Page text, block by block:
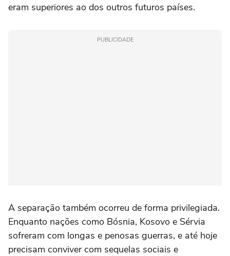
eram superiores ao dos outros futuros países.
PUBLICIDADE
A separação também ocorreu de forma privilegiada.
Enquanto nações como Bósnia, Kosovo e Sérvia
sofreram com longas e penosas guerras, e até hoje
precisam conviver com sequelas sociais e